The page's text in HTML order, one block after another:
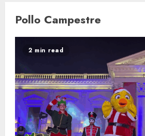
Pollo Campestre
2 min read